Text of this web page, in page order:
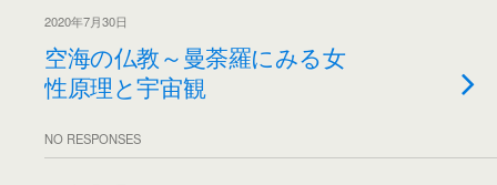
2020年7月30日
空海の仏教～曼荼羅にみる女
性原理と宇宙観
NO RESPONSES